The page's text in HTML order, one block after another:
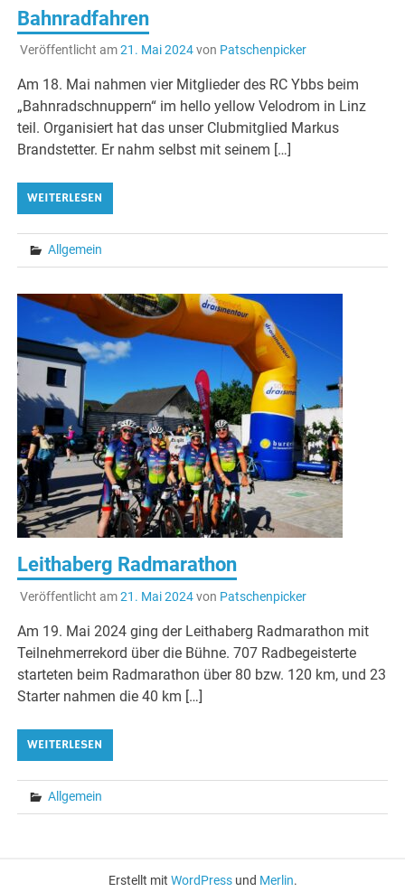
Bahnradfahren
Veröffentlicht am21. Mai 2024von Patschenpicker
Am 18. Mai nahmen vier Mitglieder des RC Ybbs beim
„Bahnradschnuppern“ im hello yellow Velodrom in Linz
teil. Organisiert hat das unser Clubmitglied Markus
Brandstetter. Er nahm selbst mit seinem […]
WEITERLESEN
Allgemein
Leithaberg Radmarathon
Veröffentlicht am21. Mai 2024von Patschenpicker
Am 19. Mai 2024 ging der Leithaberg Radmarathon mit
Teilnehmerrekord über die Bühne. 707 Radbegeisterte
starteten beim Radmarathon über 80 bzw. 120 km, und 23
Starter nahmen die 40 km […]
WEITERLESEN
Allgemein
Erstellt mit WordPressund Merlin.